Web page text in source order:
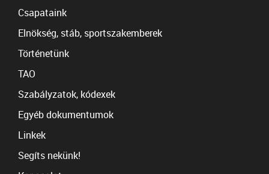
Csapataink
Elnökség, stáb, sportszakemberek
Történetünk
TAO
Szabályzatok, kódexek
Egyéb dokumentumok
Linkek
Segíts nekünk!